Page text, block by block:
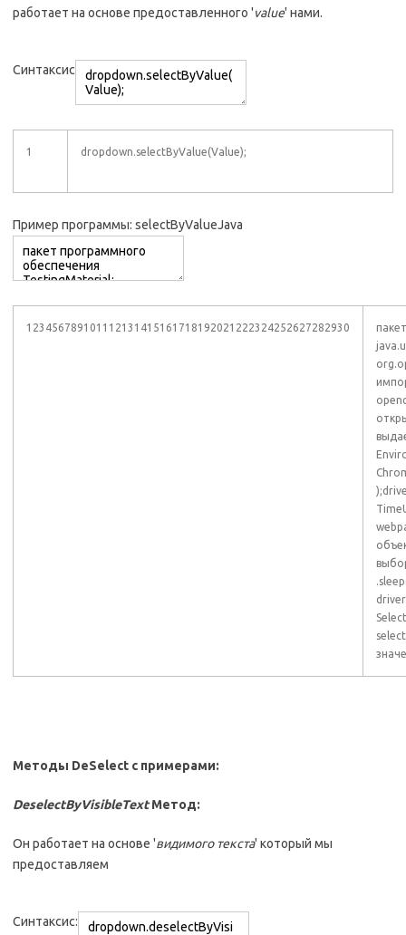
работает на основе предоставленного 'value' нами.
Синтаксис
1 dropdown.selectByValue(Value);
Пример программы: selectByValueJava
123456789101112131415161718192021222324252627282930
Методы DeSelect с примерами:
DeselectByVisibleTextМетод:
Он работает на основе 'видимого текста' который мы
предоставляем
Синтаксис: